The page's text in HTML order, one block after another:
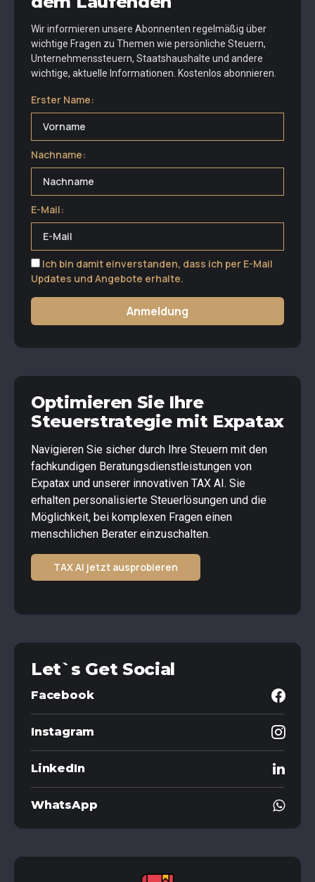
Wir informieren unsere Abonnenten regelmäßig über
wichtige Fragen zu Themen wie persönliche Steuern,
Unternehmenssteuern, Staatshaushalte und andere
wichtige, aktuelle Informationen. Kostenlos abonnieren.
Erster Name:
Nachname:
E-Mail:
Ich bin damit einverstanden, dass ich per E-Mail
Updates und Angebote erhalte.
Anmeldung
Optimieren Sie Ihre
Steuerstrategie mit Expatax
Navigieren Sie sicher durch Ihre Steuern mit den
fachkundigen Beratungsdienstleistungen von
Expatax und unserer innovativen TAX AI. Sie
erhalten personalisierte Steuerlösungen und die
Möglichkeit, bei komplexen Fragen einen
menschlichen Berater einzuschalten.
TAX AI jetzt ausprobieren
Let`s Get Social
Facebook
Instagram
LinkedIn
WhatsApp